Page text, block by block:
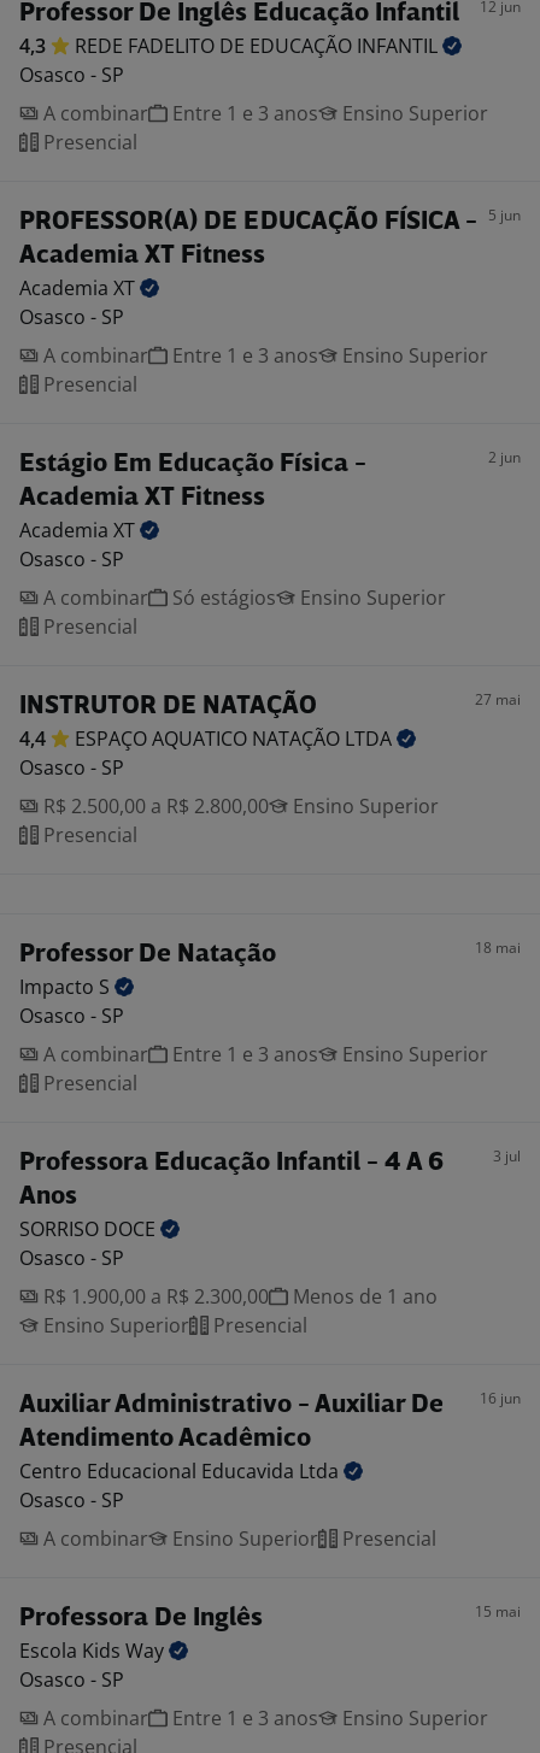
Professor De Inglês Educação Infantil 12 jun
4,3 REDE FADELITO DE EDUCAÇÃO INFANTIL
Osasco - SP
A combinar
Entre 1 e 3 anos
Ensino Superior
Presencial
PROFESSOR(A) DE EDUCAÇÃO FÍSICA -
Academia XT Fitness
5 jun
Academia XT
Osasco - SP
A combinar
Entre 1 e 3 anos
Ensino Superior
Presencial
Estágio Em Educação Física -
Academia XT Fitness
2 jun
Academia XT
Osasco - SP
A combinar
Só estágios
Ensino Superior
Presencial
INSTRUTOR DE NATAÇÃO 27 mai
4,4 ESPAÇO AQUATICO NATAÇÃO LTDA
Osasco - SP
R$ 2.500,00 a R$ 2.800,00
Ensino Superior
Presencial
Professor De Natação 18 mai
Impacto S
Osasco - SP
A combinar
Entre 1 e 3 anos
Ensino Superior
Presencial
Professora Educação Infantil - 4 A 6
Anos
3 jul
SORRISO DOCE
Osasco - SP
R$ 1.900,00 a R$ 2.300,00
Menos de 1 ano
Ensino Superior
Presencial
Auxiliar Administrativo - Auxiliar De
Atendimento Acadêmico
16 jun
Centro Educacional Educavida Ltda
Osasco - SP
A combinar
Ensino Superior Presencial
Professora De Inglês 15 mai
Escola Kids Way
Osasco - SP
A combinar
Entre 1 e 3 anos
Ensino Superior
Presencial